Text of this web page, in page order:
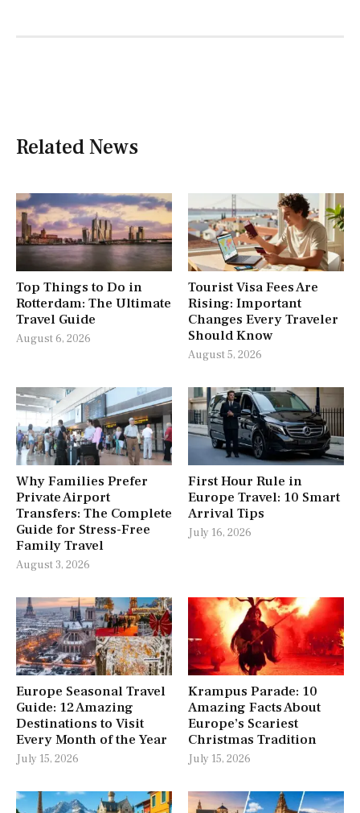
Related News
Top Things to Do in
Rotterdam: The Ultimate
Travel Guide
August 6, 2026
Tourist Visa Fees Are
Rising: Important
Changes Every Traveler
Should Know
August 5, 2026
Why Families Prefer
Private Airport
Transfers: The Complete
Guide for Stress-Free
Family Travel
August 3, 2026
First Hour Rule in
Europe Travel: 10 Smart
Arrival Tips
July 16, 2026
Europe Seasonal Travel
Guide: 12 Amazing
Destinations to Visit
Every Month of the Year
July 15, 2026
Krampus Parade: 10
Amazing Facts About
Europe’s Scariest
Christmas Tradition
July 15, 2026